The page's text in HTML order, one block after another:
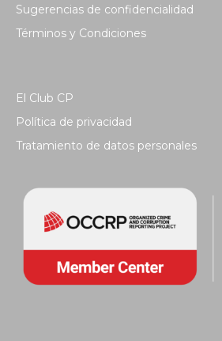
Sugerencias de confidencialidad
Términos y Condiciones
El Club CP
Política de privacidad
Tratamiento de datos personales